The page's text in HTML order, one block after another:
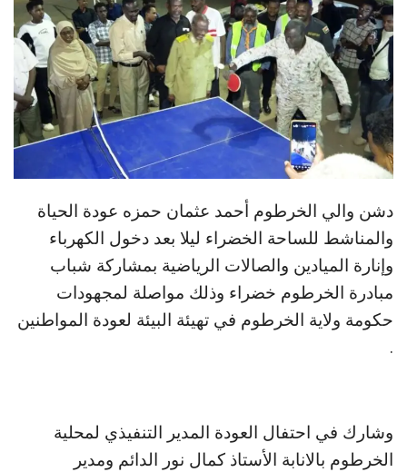
دشن والي الخرطوم أحمد عثمان حمزه عودة الحياة
والمناشط للساحة الخضراء ليلا بعد دخول الكهرباء
وإنارة الميادين والصالات الرياضية بمشاركة شباب
مبادرة الخرطوم خضراء وذلك مواصلة لمجهودات
حكومة ولاية الخرطوم في تهيئة البيئة لعودة المواطنين
.
وشارك في احتفال العودة المدير التنفيذي لمحلية
الخرطوم بالانابة الأستاذ كمال نور الدائم ومدير